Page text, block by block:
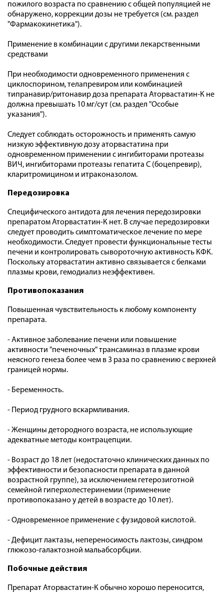
пожилого возраста по сравнению с общей популяцией не
обнаружено, коррекции дозы не требуется (см. раздел
"Фармакокинетика").
Применение в комбинации с другими лекарственными
средствами
При необходимости одновременного применения с
циклоспорином, телапревиром или комбинацией
типранавир/ритонавир доза препарата Аторвастатин-К не
должна превышать 10 мг/сут (см. раздел "Особые
указания").
Следует соблюдать осторожность и применять самую
низкую эффективную дозу аторвастатина при
одновременном применении с ингибиторами протеазы
ВИЧ, ингибиторами протеазы гепатита С (боцепревир),
кларитромицином и итраконазолом.
Передозировка
Специфического антидота для лечения передозировки
препаратом Аторвастатин-К нет. В случае передозировки
следует проводить симптоматическое лечение по мере
необходимости. Следует провести функциональные тесты
печени и контролировать сывороточную активность КФК.
Поскольку аторвастатин активно связывается с белками
плазмы крови, гемодиализ неэффективен.
Противопоказания
Повышенная чувствительность к любому компоненту
препарата.
- Активное заболевание печени или повышение
активности "печеночных" трансаминаз в плазме крови
неясного генеза более чем в 3 раза по сравнению с верхней
границей нормы.
- Беременность.
- Период грудного вскармливания.
- Женщины детородного возраста, не использующие
адекватные методы контрацепции.
- Возраст до 18 лет (недостаточно клинических данных по
эффективности и безопасности препарата в данной
возрастной группе), за исключением гетерозиготной
семейной гиперхолестеринемии (применение
противопоказано у детей в возрасте до 10 лет).
- Одновременное применение с фузидовой кислотой.
- Дефицит лактазы, непереносимость лактозы, синдром
глюкозо-галактозной мальабсорбции.
Побочные действия
Препарат Аторвастатин-К обычно хорошо переносится,